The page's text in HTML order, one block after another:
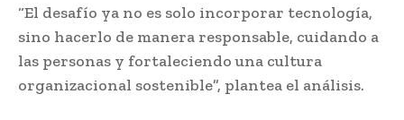
“El desafío ya no es solo incorporar tecnología,
sino hacerlo de manera responsable, cuidando a
las personas y fortaleciendo una cultura
organizacional sostenible”, plantea el análisis.